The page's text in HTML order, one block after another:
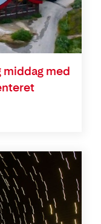
middag med